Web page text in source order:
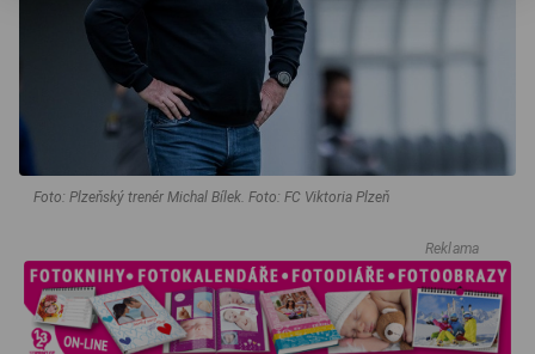
Foto: Plzeňský trenér Michal Bílek. Foto: FC Viktoria Plzeň
Reklama